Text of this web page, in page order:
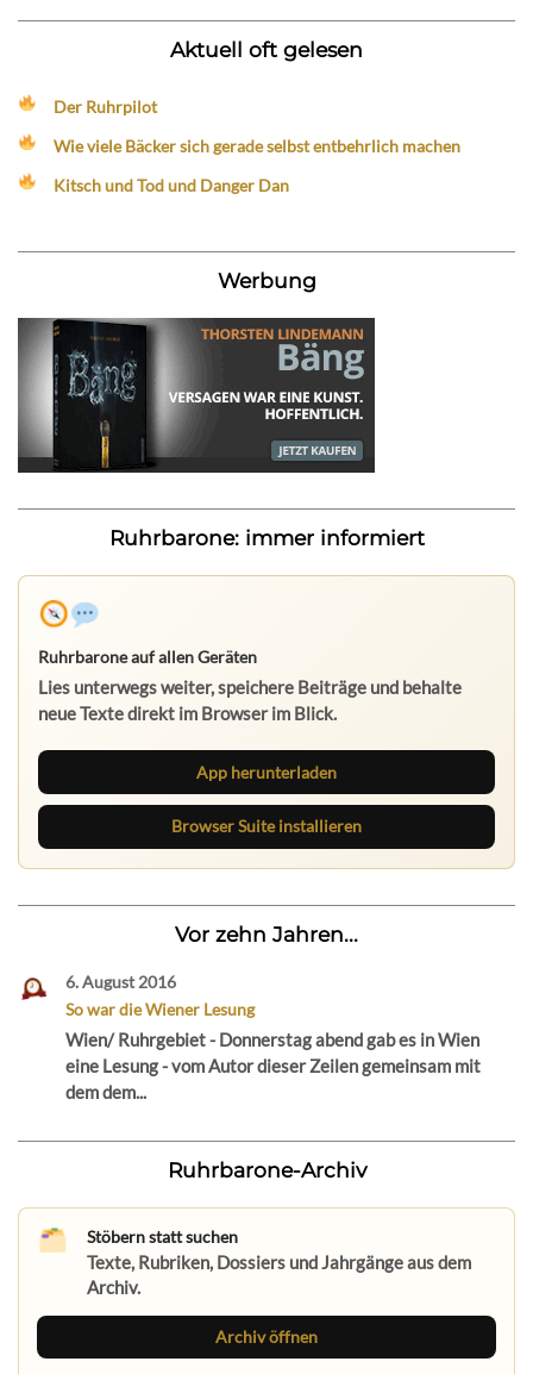
Aktuell oft gelesen
Der Ruhrpilot
Wie viele Bäcker sich gerade selbst entbehrlich machen
Kitsch und Tod und Danger Dan
Werbung
Ruhrbarone: immer informiert
Ruhrbarone auf allen Geräten
Lies unterwegs weiter, speichere Beiträge und behalte
neue Texte direkt im Browser im Blick.
App herunterladen
Browser Suite installieren
Vor zehn Jahren...
6. August 2016
So war die Wiener Lesung
Wien/ Ruhrgebiet - Donnerstag abend gab es in Wien
eine Lesung - vom Autor dieser Zeilen gemeinsam mit
dem dem...
Ruhrbarone-Archiv
Stöbern statt suchen
Texte, Rubriken, Dossiers und Jahrgänge aus dem
Archiv.
Archiv öffnen